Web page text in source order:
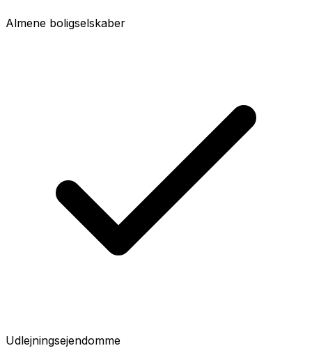
Almene boligselskaber
Udlejningsejendomme